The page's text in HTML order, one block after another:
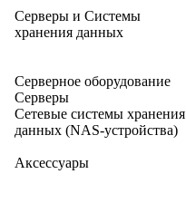
Серверы и Системы
хранения данных
Серверное оборудование
Серверы
Сетевые системы хранения
данных (NAS-устройства)
Аксессуары